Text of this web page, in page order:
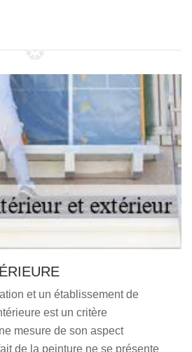
et un établissement de
est un critère
mesure de son aspect
de la peinture ne se présente